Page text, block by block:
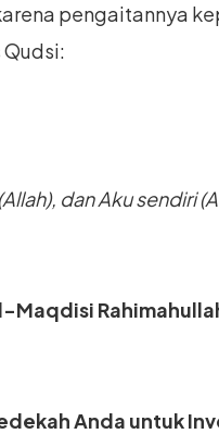
pengaitannya
dan Aku sendiri
Anda untuk